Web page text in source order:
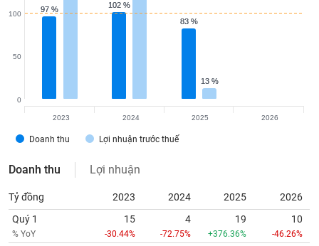
97 %
97 % 102 %
102 %
83 %
83 %
13 %
13 %
Doanh thu Lợi nhuận trước thuế
0
50
100
2023 2024 2025 2026
Doanh thu Lợi nhuận
Tỷ đồng 2023 2024 2025
2026
Quý 1
% YoY
15
-30.44%
4
-72.75%
19
+376.36%
10
-46.26%